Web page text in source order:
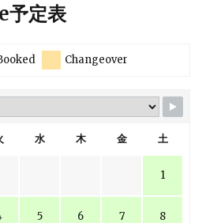
定表
Changeover
水 木 金 土
1
5 6 7 8